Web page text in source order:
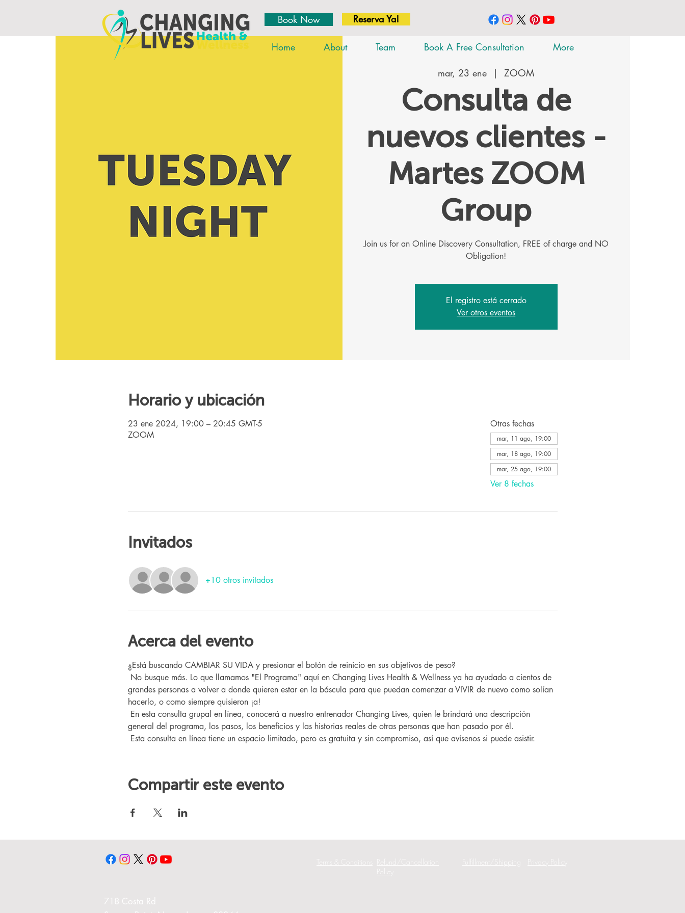
Book Now Reserva Ya!
Home About Team Book A Free Consultation More
mar, 23 ene
  |
ZOOM
Consulta de
nuevos clientes -
Martes ZOOM
Group
Join us for an Online Discovery Consultation, FREE of charge and NO
Obligation!
El registro está cerrado
Ver otros eventos
Horario y ubicación
23 ene 2024, 19:00 – 20:45 GMT-5
ZOOM
Otras fechas
mar, 11 ago, 19:00
mar, 18 ago, 19:00
mar, 25 ago, 19:00
Ver 8 fechas
Invitados
+10 otros invitados
Acerca del evento
¿Está buscando CAMBIAR SU VIDA y presionar el botón de reinicio en sus objetivos de peso?
grandes personas a volver a donde quieren estar en la báscula para que puedan comenzar a VIVIR de nuevo como solían
hacerlo, o como siempre quisieron ¡a!
general del programa, los pasos, los beneficios y las historias reales de otras personas que han pasado por él.
Esta consulta en línea tiene un espacio limitado, pero es gratuita y sin compromiso, así que avísenos si puede asistir.
Compartir este evento
718 Costa Rd